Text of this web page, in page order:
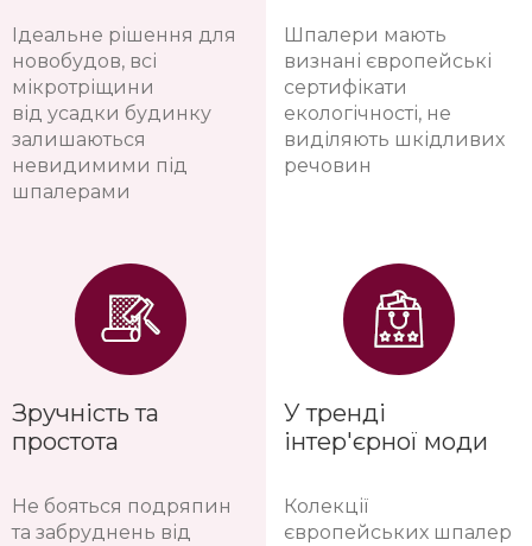
Ідеальне рішення для
новобудов, всі
мікротріщини
від усадки будинку
залишаються
невидимими під
шпалерами
Зручність та
простота
Не бояться подряпин
та забруднень від
Шпалери мають
визнані європейські
сертифікати
екологічності, не
виділяють шкідливих
речовин
У тренді
інтер'єрної моди
Колекції
європейських шпалер